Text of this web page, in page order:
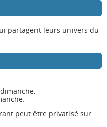
partagent leurs univers du
peut être privatisé sur